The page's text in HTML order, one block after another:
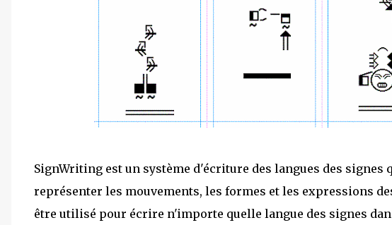
SignWriting est un système d'écriture des langues des signes
représenter les mouvements, les formes et les expressions
être utilisé pour écrire n'importe quelle langue des signes